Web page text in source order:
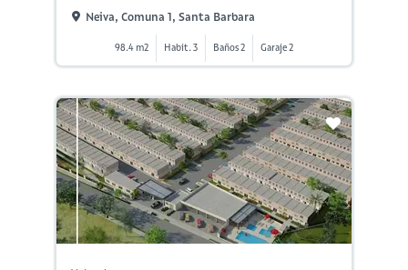
Neiva, Comuna 1, Santa Barbara
98.4 m2 Habit. 3 Baños 2 Garaje 2